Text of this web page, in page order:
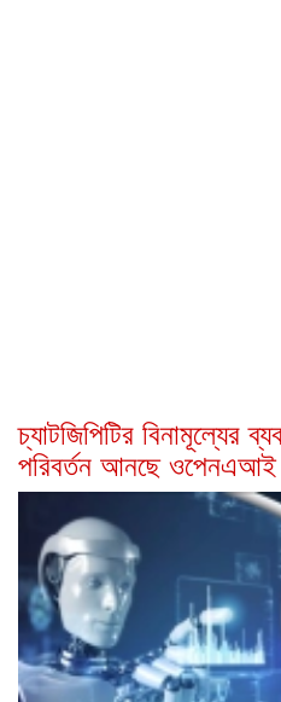
চ্যাটজিপিটির বিনামূল্যের
পরিবর্তন আনছে ওপেনএআই